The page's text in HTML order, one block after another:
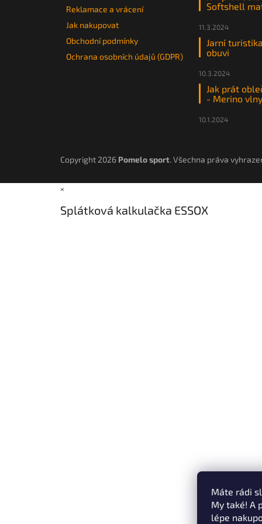
Máte rádi
My také! A
lépe
Reklamace a vrácení
Jak nakupovat
Obchodní podmínky
Ochrana osobních údajů (GDPR)
Softshell
11.3.2024
Jarní
obuvi
10.3.2024
Jak prát
- Merino vlny
10.1.2024
Copyright 2026 Pomelo sport. Všechna práva
×
Splátková kalkulačka ESSOX